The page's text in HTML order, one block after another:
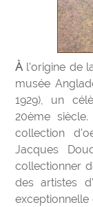
À l'origine de la collection d'oeuvres d'art exposée au
musée
1929), un
20ème
collection
Jacques
collectionner
des artistes
exceptionnelle